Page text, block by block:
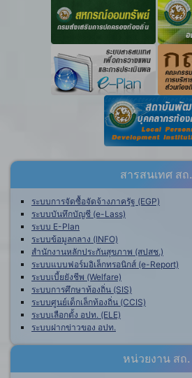
สารสนเทศ สถ.
ระบบการจัดซื้อจัดจ้างภาครัฐ (EGP)
ระบบบันทึกบัญชี (e-Lass)
ระบบ E-Plan
ระบบข้อมูลกลาง (INFO)
สำนักงานหลักประกันสุขภาพ (สปสช.)
ระบบแบบฟอร์มอิเล็กทรอนิกส์ (e-Report)
ระบบเบี้ยยังชีพ (Welfare)
ระบบการศึกษาท้องถิ่น (SIS)
ระบบศูนย์เด็กเล็กท้องถิ่น (CCIS)
ระบบเลือกตั้ง อปท. (ELE)
ระบบฝากข่าวของ อปท.
หน่วยงาน สถ.